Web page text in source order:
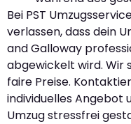
Bei PST
verlassen, dass dein
and Galloway
abgewickelt wird. Wir
faire Preise.
individuelles Angebot
Umzug stressfrei